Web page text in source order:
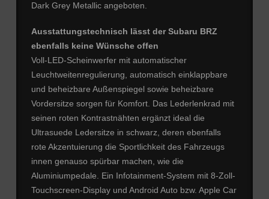
Dark Grey Metallic angeboten.
Ausstattungstechnisch lässt der Subaru BRZ
ebenfalls keine Wünsche offen
Voll-LED-Scheinwerfer mit automatischer
Leuchtweitenregulierung, automatisch einklappbare
und beheizbare Außenspiegel sowie beheizbare
Vordersitze sorgen für Komfort. Das Lederlenkrad mit
seinen roten Kontrastnähten ergänzt ideal die
Ultrasuede Ledersitze in schwarz, deren ebenfalls
rote Akzentuierung die Sportlichkeit des Fahrzeugs
innen genauso spürbar machen, wie die
Aluminiumpedale. Ein Infotainment-System mit 8-Zoll-
Touchscreen-Display und Android Auto bzw. Apple Car